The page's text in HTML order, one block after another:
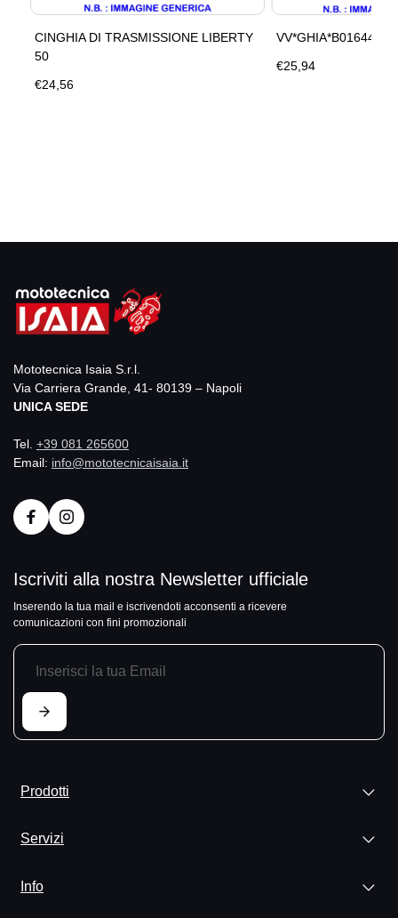
CINGHIA DI TRASMISSIONE LIBERTY
50
€24,56
€25,94
Mototecnica Isaia S.r.l.
Via Carriera Grande, 41- 80139 – Napoli
UNICA SEDE
Tel. +39 081 265600
Email: info@mototecnicaisaia.it
Iscriviti alla nostra Newsletter ufficiale
Inserendo la tua mail e iscrivendoti acconsenti a ricevere
comunicazioni con fini promozionali
Prodotti
Servizi
Info